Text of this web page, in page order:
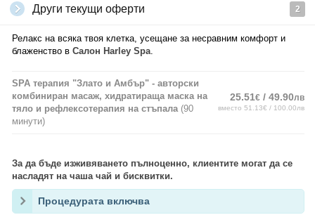
Други текущи оферти 2
Релакс на всяка твоя клетка, усещане за несравним комфорт и
блаженство в Салон Harley Spa.
SPA терапия "Злато и Амбър" - авторски
комбиниран масаж, хидратираща маска на
тяло и рефлексотерапия на стъпала (90
минути)
25.51€ / 49.90лв
вместо 51.13€ / 100.00лв
За да бъде изживяването пълноценно, клиентите могат да се
насладят на чаша чай и бисквитки.
Процедурата включва